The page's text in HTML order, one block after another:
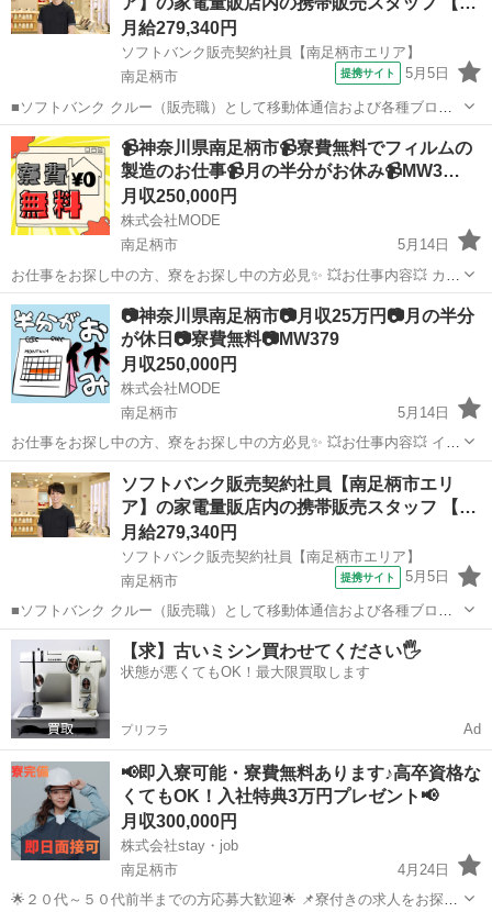
ジ）を扱うお...
月給279,340円
ソフトバンク販売契約社員【南足柄市エリア】
南足柄市
提携サイト 5月5日
■ソフトバンク クルー（販売職）として移動体通信および各種ブロー
ドバンドサービスの提案・販売をお任せします。 【具体的な業務内
容】 ・スマートフォンなどの販売 ・新規加入やプラン変更の事務手続
き ・その他、各種商品・サービ...
神奈川 南足柄市 その他
📹神奈川県南足柄市📹寮費無料でフィルムの
製造のお仕事📹月の半分がお休み📹MW3…
月収250,000円
株式会社MODE
南足柄市
5月14日
お仕事をお探し中の方、寮をお探し中の方必見✨ 💥お仕事内容💥 カメ
ラを製造しているところでのお仕事です！ [1]部材を装置にセット [2]
製品の抜き取り検査 [3]装置トラブル対応 [4]ハンドリフト...
神奈川 南足柄市 その他 未経験
📷神奈川県南足柄市📷月収25万円📷月の半分
が休日📷寮費無料📷MW379
月収250,000円
株式会社MODE
南足柄市
5月14日
お仕事をお探し中の方、寮をお探し中の方必見✨ 💥お仕事内容💥 イン
スタントカメラのフィルムを製造しているところでのお仕事です。 [1]
部材のセット [2]完成品の検査 [3]梱包 [4]運搬 [5]...
神奈川 南足柄市 その他 未経験
ソフトバンク販売契約社員【南足柄市エリ
ア】の家電量販店内の携帯販売スタッフ 【…
月給279,340円
ソフトバンク販売契約社員【南足柄市エリア】
南足柄市
提携サイト 5月5日
■ソフトバンク クルー（販売職）として移動体通信および各種ブロー
ドバンドサービスの提案・販売をお任せします。 【具体的な業務内
容】 ・スマートフォンなどの販売 ・新規加入やプラン変更の事務手続
き ・その他、各種商品・サービ...
神奈川 南足柄市 その他
【求】古いミシン買わせてください🖐️
状態が悪くてもOK！最大限買取します
プリフラ Ad
📢即入寮可能・寮費無料あります♪高卒資格な
くてもOK！入社特典3万円プレゼント📢
月収300,000円
株式会社stay・job
南足柄市
4月24日
🌟２０代～５０代前半までの方応募大歓迎🌟 📌寮付きの求人をお探し